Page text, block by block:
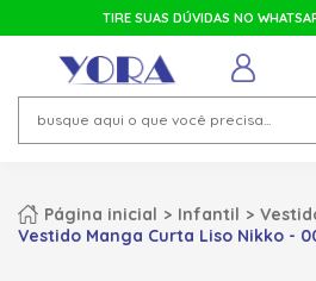
TIRE SUAS DÚVIDAS NO
Página inicial Infantil
Vestido Manga Curta Liso Nikko -